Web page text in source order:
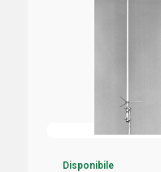
Disponibile